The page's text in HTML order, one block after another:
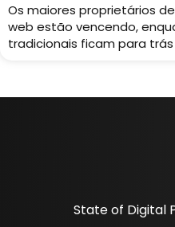
Os maiores proprietários
web estão vencendo,
tradicionais ficam para trás
State of Digital